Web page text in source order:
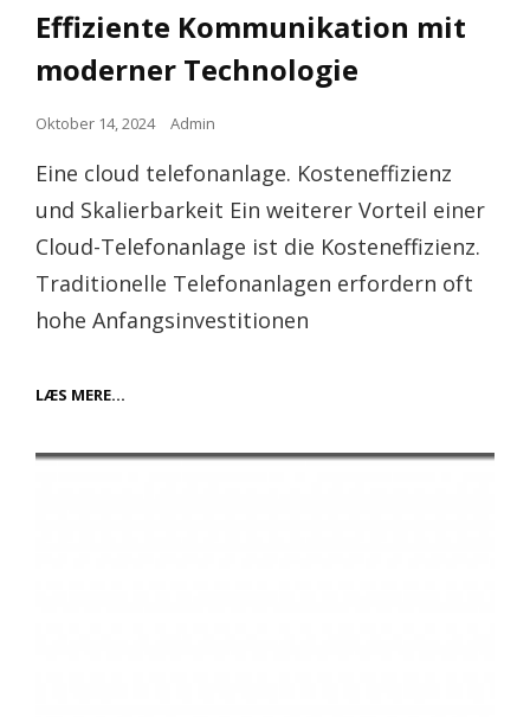
Links
Effiziente Kommunikation mit
moderner Technologie
Posted
Oktober 14, 2024 Admin
Eine cloud telefonanlage. Kosteneffizienz
und Skalierbarkeit Ein weiterer Vorteil einer
Cloud-Telefonanlage ist die Kosteneffizienz.
Traditionelle Telefonanlagen erfordern oft
hohe Anfangsinvestitionen
LÆS MERE…
MODERNER